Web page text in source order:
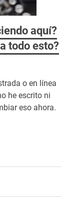
aquí?
todo esto?
o en línea
he escrito ni
eso ahora.